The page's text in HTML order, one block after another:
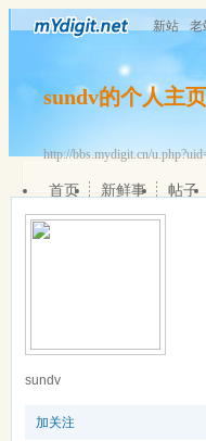
新站 老
sundv的个人主页
http://bbs.mydigit.cn/
首页 新鲜事 帖子
sundv
加关注